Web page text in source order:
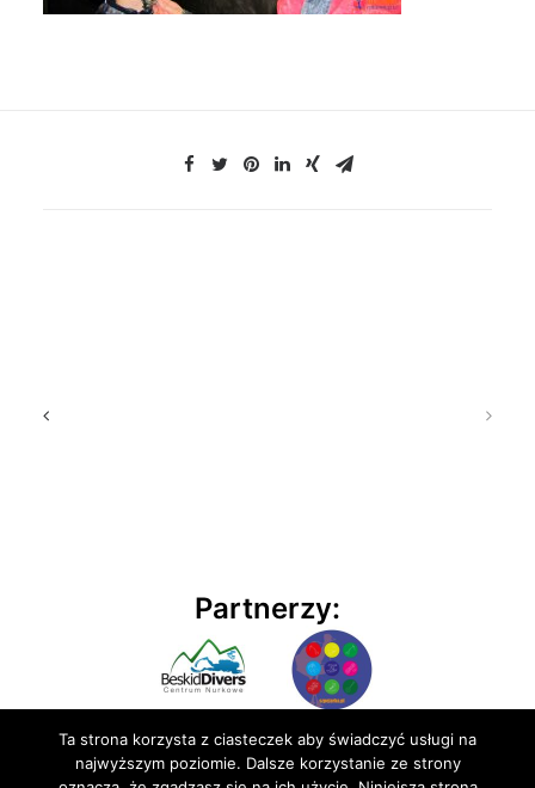
Partnerzy:
Ta strona korzysta z ciasteczek aby świadczyć usługi na
najwyższym poziomie. Dalsze korzystanie ze strony